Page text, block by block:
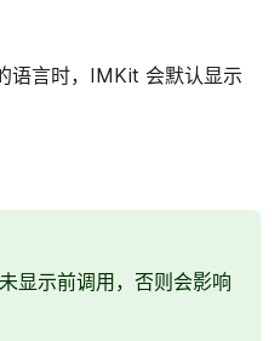
语言时，IMKit 会默认显示
显示前调用，否则会影响